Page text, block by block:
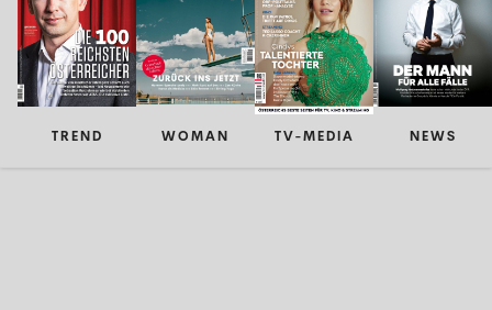
TREND WOMAN TV-MEDIA NEWS